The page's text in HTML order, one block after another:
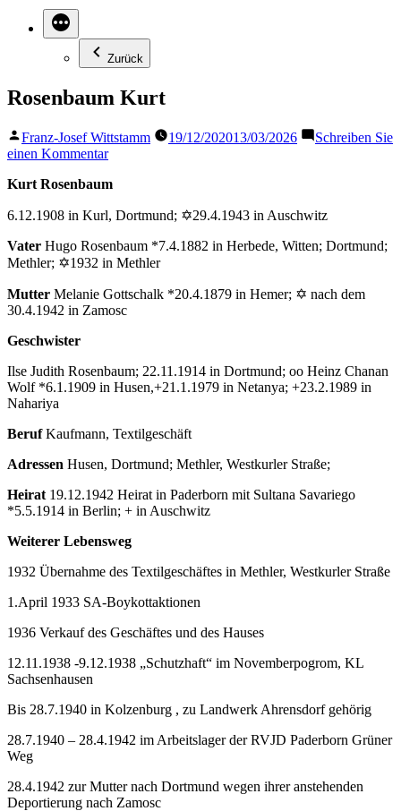
Zurück
Rosenbaum Kurt
Veröffentlicht
von
Franz-Josef Wittstamm 19/12/202013/03/2026
Schreiben Sie
einen Kommentarzu
Kurt
Kurt Rosenbaum
6.12.1908 in Kurl, Dortmund; ✡29.4.1943 in Auschwitz
Vater Hugo Rosenbaum *7.4.1882 in Herbede, Witten; Dortmund;
Methler; ✡1932 in Methler
Mutter Melanie Gottschalk *20.4.1879 in Hemer; ✡ nach dem
30.4.1942 in Zamosc
Geschwister
Ilse Judith Rosenbaum; 22.11.1914 in Dortmund; oo Heinz Chanan
Wolf *6.1.1909 in Husen,+21.1.1979 in Netanya; +23.2.1989 in
Nahariya
BerufKaufmann, Textilgeschäft
Adressen Husen, Dortmund; Methler, Westkurler Straße;
Heirat 19.12.1942 Heirat in Paderborn mit Sultana Savariego
*5.5.1914 in Berlin; + in Auschwitz
Weiterer Lebensweg
1932 Übernahme des Textilgeschäftes in Methler, Westkurler Straße
1.April 1933 SA-Boykottaktionen
1936 Verkauf des Geschäftes und des Hauses
12.11.1938 -9.12.1938 „Schutzhaft“ im Novemberpogrom, KL
Sachsenhausen
Bis 28.7.1940 in Kolzenburg , zu Landwerk Ahrensdorf gehörig
28.7.1940 – 28.4.1942 im Arbeitslager der RVJD Paderborn Grüner
Weg
28.4.1942 zur Mutter nach Dortmund wegen ihrer anstehenden
Deportierung nach Zamosc